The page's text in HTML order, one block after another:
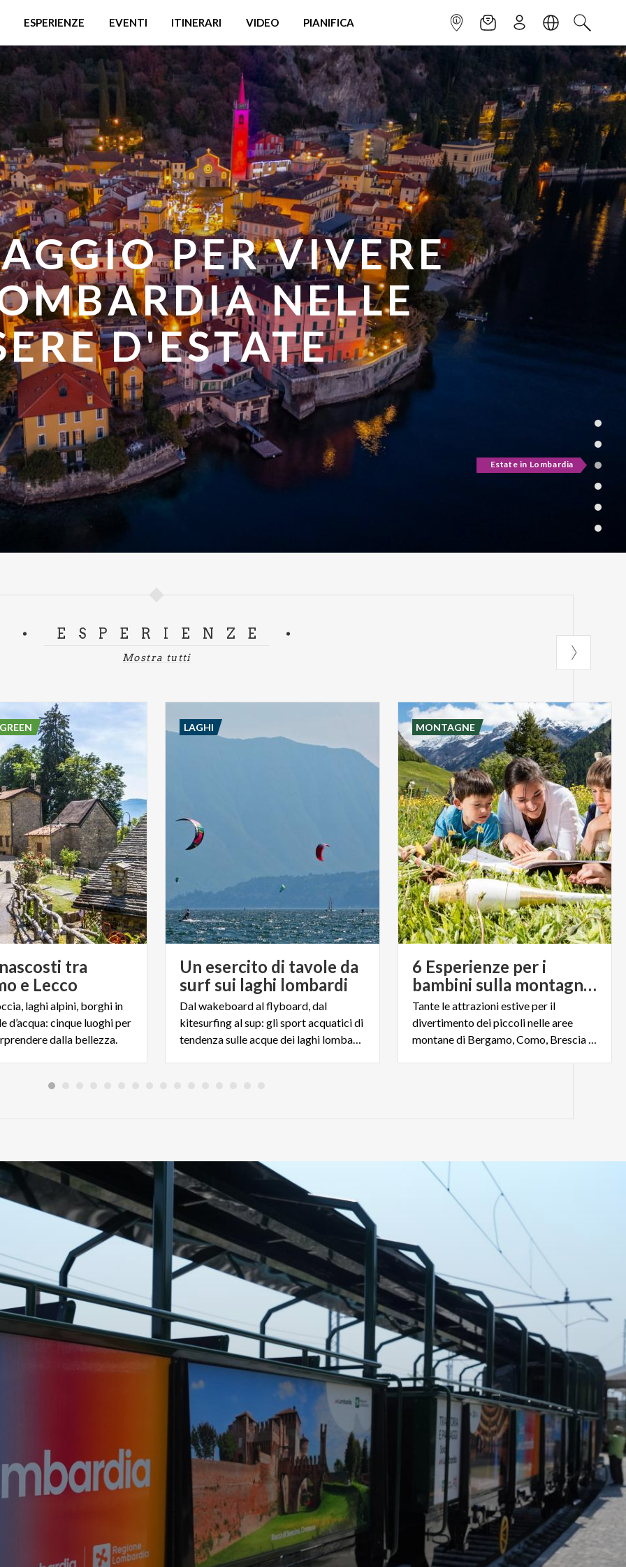
ESPERIENZE EVENTI ITINERARI VIDEO PIANIFICA INFOPOINTNEWSLETTER
ISCRIVITILINGUACERCA
DI FRESCURA IN
DOVE
IN ESTATE
ESPERIENZE
Mostra tutti
tra
e Lecco
laghi alpini, borghi in
d’acqua: cinque luoghi per
dalla bellezza.
Un esercito di tavole da
surf sui laghi lombardi
Dal wakeboard al flyboard, dal
kitesurfing al sup: gli sport acquatici di
tendenza sulle acque dei laghi lombardi
LAGHI
6 Esperienze per i
bambini sulla montagna lombarda
Tante le attrazioni estive per il
divertimento dei piccoli nelle aree
montane di Bergamo, Como, Brescia e Valtellina
MONTAGNE